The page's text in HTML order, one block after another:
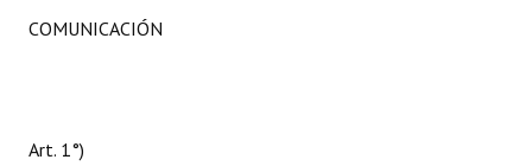
COMUNICACIÓN
Art. 1°)